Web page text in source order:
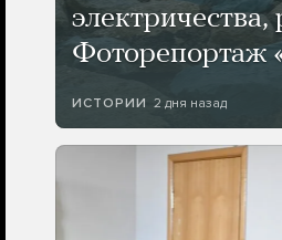
электричества,
Фоторепортаж
ИСТОРИИ 2 дня назад